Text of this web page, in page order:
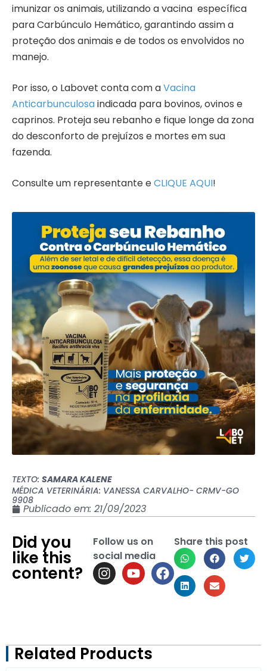
imunizar os animais, utilizando a vacina específica
para Carbúnculo Hemático, garantindo assim a
proteção dos animais e de todos os envolvidos no
manejo.
Por isso, o Labovet conta com aVacina
Anticarbunculosaindicada para bovinos, ovinos e
caprinos. Proteja seu rebanho e fique longe da zona
do desconforto de prejuízos e mortes em sua
fazenda.
Consulte um representante eCLIQUE AQUI!
TEXTO: SAMARA KALENE
MÉDICA VETERINÁRIA: VANESSA CARVALHO- CRMV-GO
9908
Publicado em: 21/09/2023
Did you
like this
content?
Follow us on
social media
Share this post
Related Products